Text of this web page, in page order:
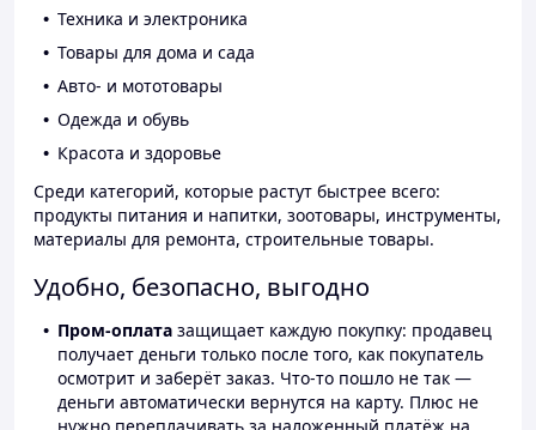
Техника и электроника
Товары для дома и сада
Авто- и мототовары
Одежда и обувь
Красота и здоровье
Среди категорий, которые растут быстрее всего:
продукты питания и напитки, зоотовары, инструменты,
материалы для ремонта, строительные товары.
Удобно, безопасно, выгодно
Пром-оплата защищает каждую покупку: продавец
получает деньги только после того, как покупатель
осмотрит и заберёт заказ. Что-то пошло не так —
деньги автоматически вернутся на карту. Плюс не